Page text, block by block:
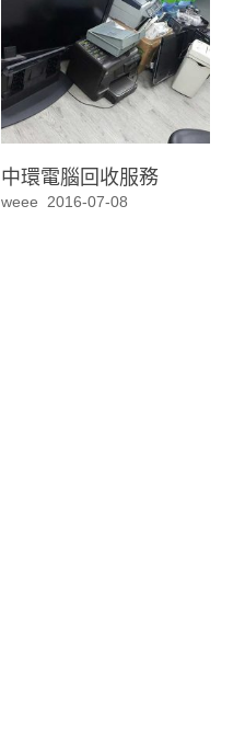
中環電腦回收服務
weee 2016-07-08